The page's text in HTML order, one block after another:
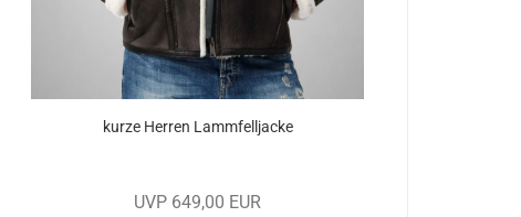
kurze Her­ren Lamm­fell­ja­cke
UVP 649,00 EUR